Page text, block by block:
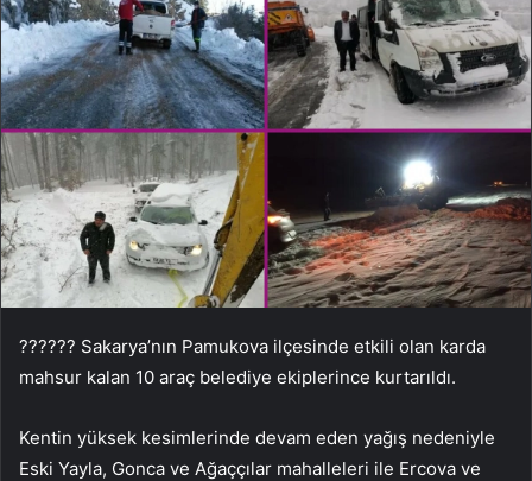
?????? Sakarya’nın Pamukova ilçesinde etkili olan karda
mahsur kalan 10 araç belediye ekiplerince kurtarıldı.
Kentin yüksek kesimlerinde devam eden yağış nedeniyle
Eski Yayla, Gonca ve Ağaççılar mahalleleri ile Ercova ve